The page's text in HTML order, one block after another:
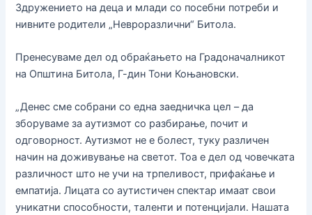
Здружението на деца и млади со посебни потреби и
нивните родители „Невроразлични“ Битола.
Пренесуваме дел од обраќањето на Градоначалникот
на Општина Битола, Г-дин Тони Коњановски.
„Денес сме собрани со една заедничка цел – да
зборуваме за аутизмот со разбирање, почит и
одговорност. Аутизмот не е болест, туку различен
начин на доживување на светот. Тоа е дел од човечката
различност што не учи на трпеливост, прифаќање и
емпатија. Лицата со аутистичен спектар имаат свои
уникатни способности, таленти и потенцијали. Нашата